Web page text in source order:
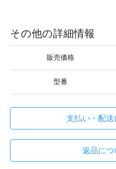
その他の詳細情報
販売価格
型番
支払い・配送
返品につ